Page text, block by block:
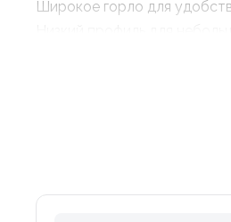
Широкое горло для